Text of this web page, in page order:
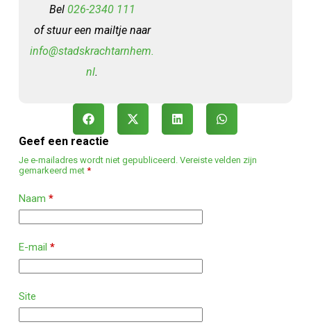
Bel 026-2340 111
of stuur een mailtje naar
info@stadskrachtarnhem.
nl.
Geef een reactie
Je e-mailadres wordt niet gepubliceerd. Vereiste velden zijn
gemarkeerd met *
Naam *
E-mail *
Site